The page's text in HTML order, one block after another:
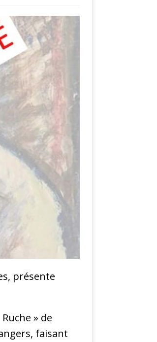
présente
» de
faisant